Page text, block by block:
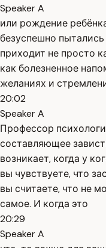
Speaker A
или рождение
безуспешно пытались
приходит не просто
как болезненное
желаниях и
20:02
Speaker A
Профессор
составляющее
возникает, когда у
вы чувствуете, что
вы считаете, что не
самое. И когда это
20:29
Speaker A